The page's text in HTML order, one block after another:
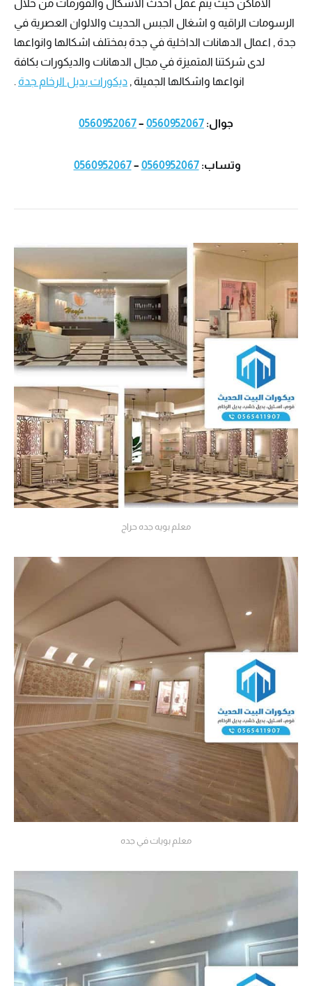
الاماكن حيث يتم عمل احدث الاشكال والفورمات من خلال
الرسومات الراقيه و اشغال الجبس الحديث والالوان العصرية في
جدة , اعمال الدهانات الداخلية في جدة بمختلف اشكالها وانواعها
لدى شركتنا المتميزة في مجال الدهانات والديكورات بكافة
انواعها واشكالها الجميلة , ديكورات بديل الرخام جدة .
جوال: 0560952067
–
0560952067
وتساب:0560952067
–
0560952067
معلم بويه جده حراج
معلم بويات في جده